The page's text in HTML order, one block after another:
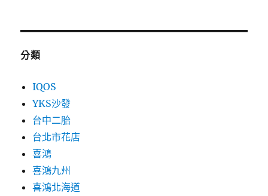
分類
IQOS
YKS沙發
台中二胎
台北市花店
喜鴻
喜鴻九州
喜鴻北海道